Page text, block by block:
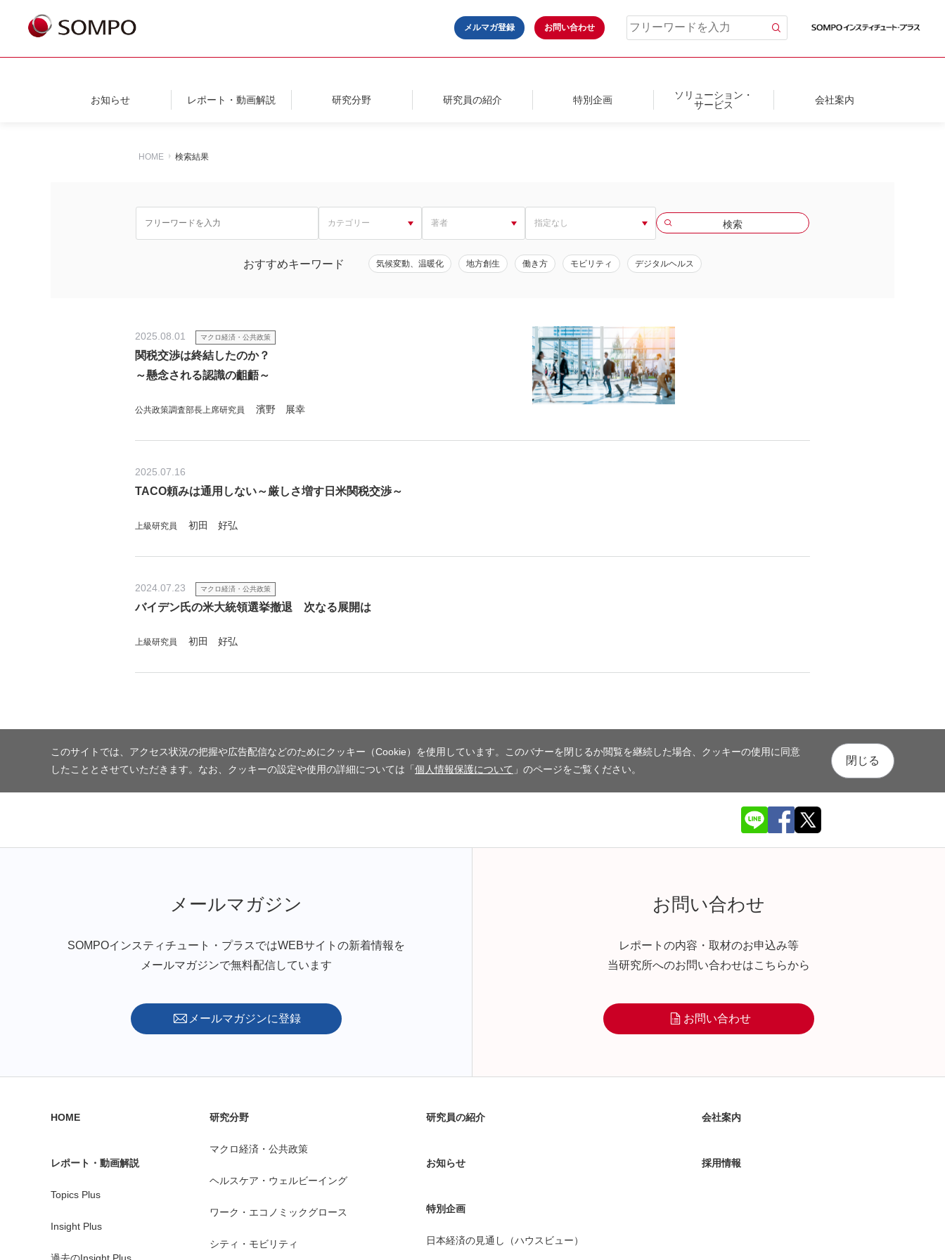
メルマガ登録 お問い合わせ
お知らせ レポート・動画解説 研究分野 研究員の紹介 特別企画
ソリューション・
サービス
会社案内
HOME 検索結果
おすすめキーワード 気候変動、温暖化 地方創生 働き方 モビリティ デジタルヘルス
2025.08.01 マクロ経済・公共政策
関税交渉は終結したのか？
～懸念される認識の齟齬～
公共政策調査部長上席研究員 濱野 展幸
2025.07.16
TACO頼みは通用しない～厳しさ増す日米関税交渉～
上級研究員 初田 好弘
2024.07.23 マクロ経済・公共政策
バイデン氏の米大統領選挙撤退 次なる展開は
上級研究員 初田 好弘
このサイトでは、アクセス状況の把握や広告配信などのためにクッキー（Cookie）を使用しています。このバナーを閉じるか閲覧を継続した場合、クッキーの使用に同意
したこととさせていただきます。なお、クッキーの設定や使用の詳細については「個人情報保護について 」のページをご覧ください。
閉じる
メールマガジン
SOMPOインスティチュート・プラスではWEBサイトの新着情報を
メールマガジンで無料配信しています
メールマガジンに登録
お問い合わせ
レポートの内容・取材のお申込み等
当研究所へのお問い合わせはこちらから
お問い合わせ
HOME
レポート・動画解説
Topics Plus
Insight Plus
過去のInsight Plus
研究分野
マクロ経済・公共政策
ヘルスケア・ウェルビーイング
ワーク・エコノミックグロース
シティ・モビリティ
研究員の紹介
お知らせ
特別企画
日本経済の見通し（ハウスビュー）
会社案内
採用情報